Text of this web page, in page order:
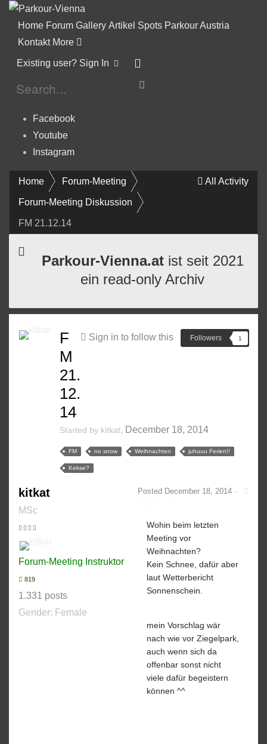
Home Forum Gallery Artikel Spots Parkour Austria
Kontakt More
Existing user? Sign In
Facebook
Youtube
Instagram
All Activity
Home Forum-Meeting
Forum-Meeting Diskussion
FM 21.12.14
Parkour-Vienna.atist seit 2021
ein read-only Archiv
Sign in to follow this Followers 1
F
M
21.
12.
14
Started by kitkat, December 18, 2014
FM no snow Weihnachten juhuuu Ferien!!
Kekse?
kitkat
MSc
Forum-Meeting Instruktor
819
1.331 posts
Gender: Female
Posted December 18, 2014 ·
Wohin beim letzten
Meeting vor
Weihnachten?
Kein Schnee, dafür aber
laut Wetterbericht
Sonnenschein.
mein Vorschlag wär
nach wie vor Ziegelpark,
auch wenn sich da
offenbar sonst nicht
viele dafür begeistern
können ^^